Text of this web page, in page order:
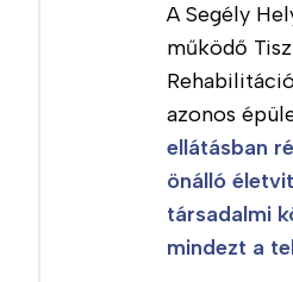
A Segély
működő
azonos
ellátásban
önálló
társadalmi
mindezt a